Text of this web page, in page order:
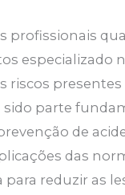
profissionais
especializado
riscos
sido parte
de
das
para reduzir as